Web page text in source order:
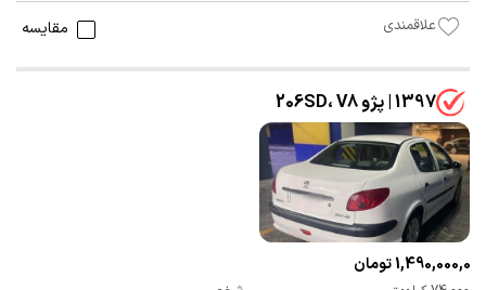
علاقمندی مقایسه
1397 | پژو 206SD، V8
1,490,000,000 تومان